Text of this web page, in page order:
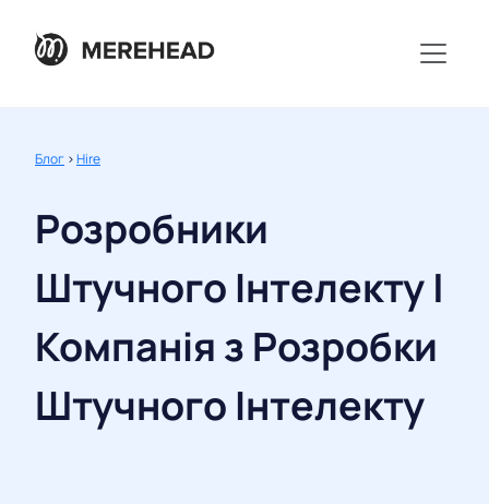
Блог >Hire
Розробники
Штучного Інтелекту |
Компанія з Розробки
Штучного Інтелекту